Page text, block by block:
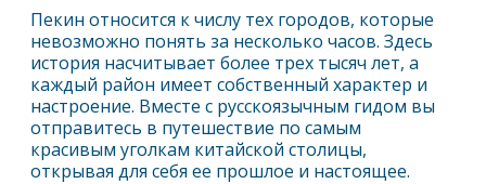
Пекин относится к числу тех городов, которые
невозможно понять за несколько часов. Здесь
история насчитывает более трех тысяч лет, а
каждый район имеет собственный характер и
настроение. Вместе с русскоязычным гидом вы
отправитесь в путешествие по самым
красивым уголкам китайской столицы,
открывая для себя ее прошлое и настоящее.